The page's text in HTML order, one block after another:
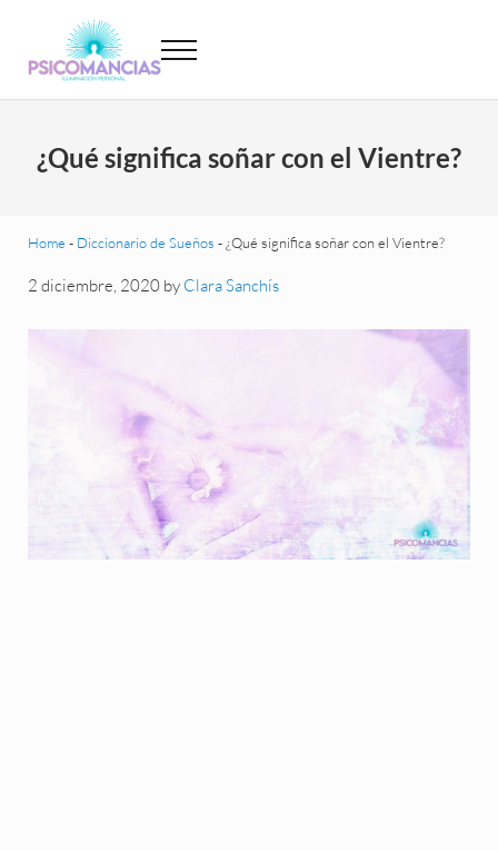
Psicomancias
Menu
¿Qué significa soñar con el Vientre?
Home - Diccionario de Sueños -¿Qué significa soñar con el Vientre?
2 diciembre, 2020 by Clara Sanchís